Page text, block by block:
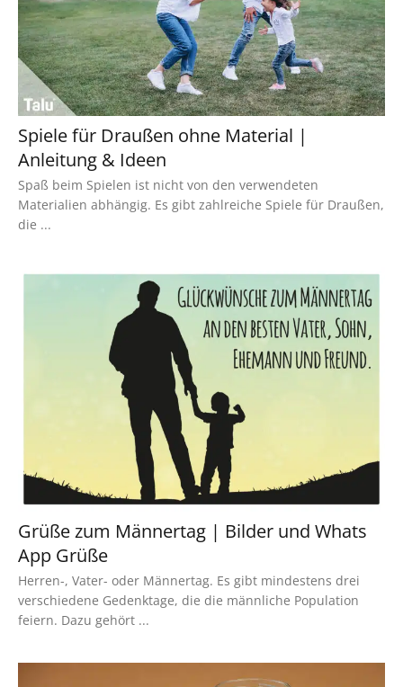
Spiele für Draußen ohne Material |
Anleitung & Ideen
Spaß beim Spielen ist nicht von den verwendeten
Materialien abhängig. Es gibt zahlreiche Spiele für Draußen,
die ...
Grüße zum Männertag | Bilder und Whats
App Grüße
Herren-, Vater- oder Männertag. Es gibt mindestens drei
verschiedene Gedenktage, die die männliche Population
feiern. Dazu gehört ...